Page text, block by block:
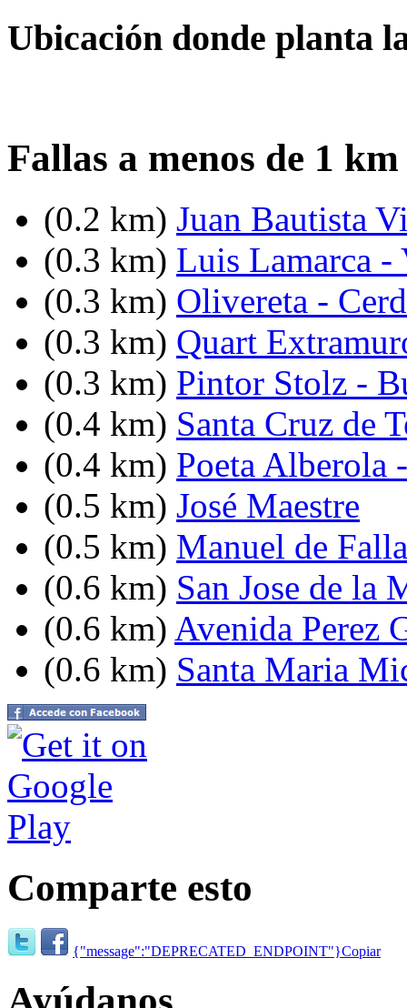
Ubicación donde planta
Fallas a menos de 1
(0.2 km) Juan Bautista
(0.3 km) Luis Lamarca -
(0.3 km) Olivereta -
(0.3 km) Quart
(0.3 km) Pintor Stolz -
(0.4 km) Santa Cruz de
(0.4 km) Poeta Alberola
(0.5 km) José Maestre
(0.5 km) Manuel de
(0.6 km) San Jose de la
(0.6 km) Avenida Perez
(0.6 km) Santa Maria
Comparte esto
{"message":"DEPRECATED_ENDPOINT"}Copiar